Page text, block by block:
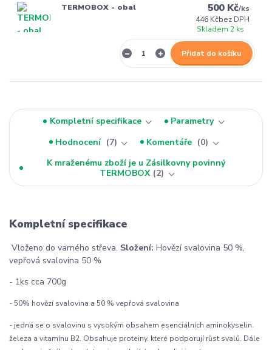
TERMOBOX - obal 500 Kč/ks
446 Kčbez DPH
Skladem 2 ks
Přidat do košíku
Kompletní specifikace
Parametry
Hodnocení
7 Komentáře
0
K mraženému zboží je u Zásilkovny povinný
TERMOBOX 2
Kompletní specifikace
Vloženo do varného střeva. Složení: Hovězí svalovina 50 %,
vepřová svalovina 50 %
- 1ks cca 700g
- 50% hovězí svalovina a 50 % vepřová svalovina
- jedná se o svalovinu s vysokým obsahem esenciálních aminokyselin.
železa a vitamínu B2. Obsahuje proteiny. které podporují růst svalů. Dále